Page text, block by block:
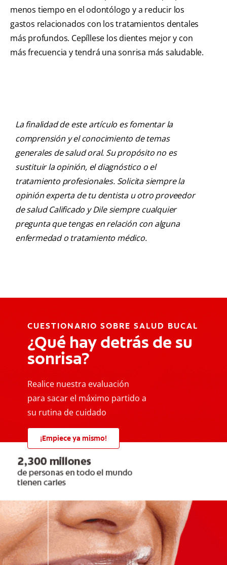
menos tiempo en el odontólogo y a reducir los
gastos relacionados con los tratamientos dentales
más profundos. Cepíllese los dientes mejor y con
más frecuencia y tendrá una sonrisa más saludable.
La finalidad de este artículo es fomentar la
comprensión y el conocimiento de temas
generales de salud oral. Su propósito no es
sustituir la opinión, el diagnóstico o el
tratamiento profesionales. Solicita siempre la
opinión experta de tu dentista u otro proveedor
de salud Calificado y Dile siempre cualquier
pregunta que tengas en relación con alguna
enfermedad o tratamiento médico.
CUESTIONARIO SOBRE SALUD BUCAL
¿Qué hay detrás de su
sonrisa?
Realice nuestra evaluación
para sacar el máximo partido a
su rutina de cuidado
¡Empiece ya mismo!